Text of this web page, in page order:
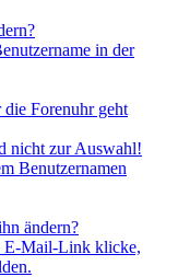
in der
die Forenuhr geht
nicht zur Auswahl!
Benutzernamen
ändern?
E-Mail-Link klicke,